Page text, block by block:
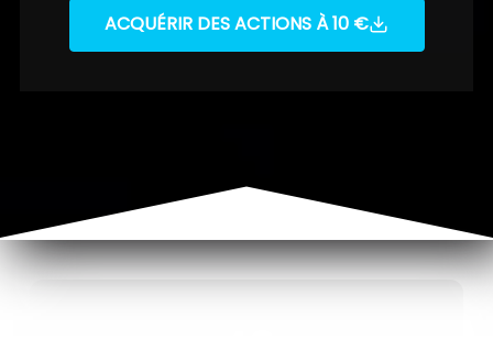
ACQUÉRIR DES ACTIONS À 10 €